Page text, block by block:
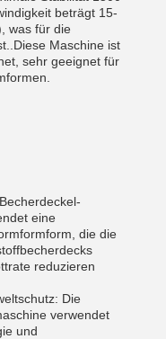
beträgt 15-
was für die
Maschine ist
sehr geeignet für
eine
die die
reduzieren
Die
verwendet
und